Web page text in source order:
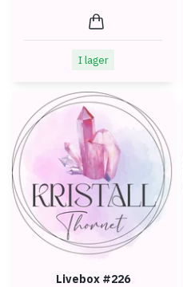
I lager
Livebox #226